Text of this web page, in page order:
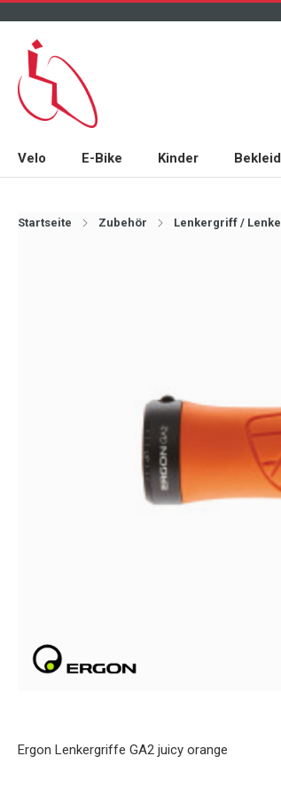
Velo E-Bike Kinder
Startseite Zubehör Lenkergriff /
Ergon Lenkergriffe GA2 juicy orange